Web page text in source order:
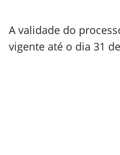
A validade do
vigente até o dia 31